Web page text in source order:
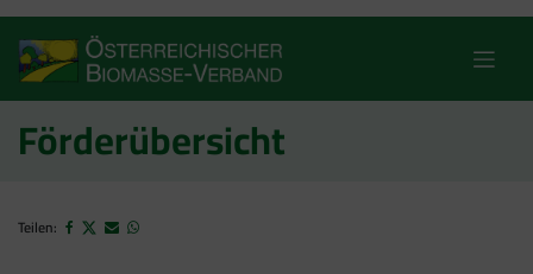
content
Förderübersicht
Teilen: